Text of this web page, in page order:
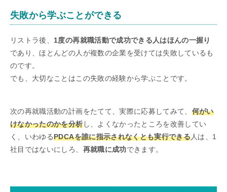
失敗から学ぶことができる
リストラ後、 1度の再就職活動で成功できる人はほんの一握り
であり、ほとんどの人が複数の企業を受けては失敗しているも
のです。
でも、大切なことはこの失敗の経験から学ぶことです。
次の再就職活動の計画をたてて、実際に応募してみて、 何がい
けなかったのかを分析し、よくなかったところを改善してい
く、いわゆるPDCAを誰に指示されなくとも実行できる人は、1
社目ではないにしろ、 再就職に成功できます。